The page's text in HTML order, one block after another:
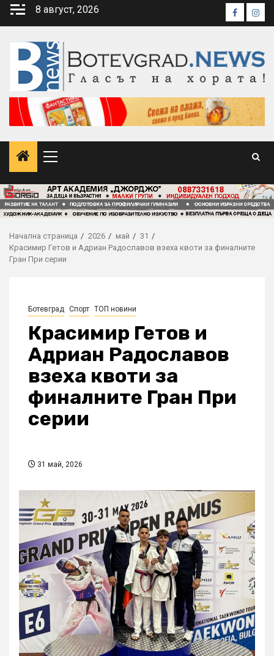
Skip
8 август, 2026 Facebook
Primary
Начална страница 2026 май
31
Красимир Гетов и Адриан Радославов взеха квоти за финалните
Гран При серии
Ботевград Спорт ТОП новини
Красимир Гетов и
Адриан Радославов
взеха квоти за
финалните Гран При
серии
31 май, 2026